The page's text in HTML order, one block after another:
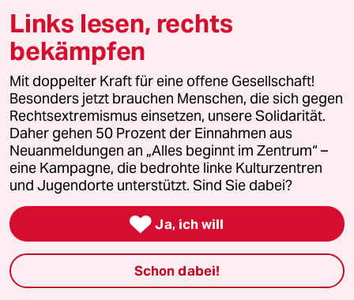
Die Polizei definiert die Gefährlichkeit
einer Demonstration oder einer Party
und wer dann nicht schnell genug
weg ist, verliert Hand oder Leben.
Anders gesagt: Für wen körperliche
Unversehrtheit ein Wert ist, für den
sind Demonstrationen verboten.
Und das für französische Polizisten
Straffreiheit gilt, wie für ihre
deutschen Kollegen ist bewährte
Übung.
TZ tomás zerolo
07.08.2019,16:40 Uhr
Links lesen, rechts
bekämpfen
Mit doppelter Kraft für eine offene Gesellschaft!
Besonders jetzt brauchen Menschen, die sich gegen
Rechtsextremismus einsetzen, unsere Solidarität.
Daher gehen 50 Prozent der Einnahmen aus
Neuanmeldungen an „Alles beginnt im Zentrum“ –
eine Kampagne, die bedrohte linke Kulturzentren
und Jugendorte unterstützt. Sind Sie dabei?
 Ja, ich will
Schon dabei!